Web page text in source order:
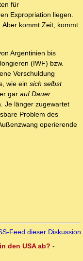
für
Expropriation liegen.
kommt Zeit, kommt
Argentinien bis
(IWF) bzw.
Verschuldung
wie ein sich selbst
gar auf Dauer
Je länger zugewartet
Problem des
operierende
Feed dieser Diskussion
den USA ab? -